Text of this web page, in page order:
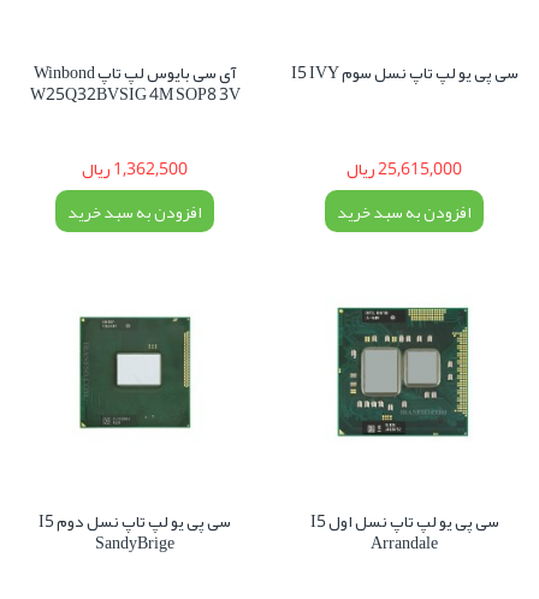
سی پی یو لپ تاپ نسل سوم I5 IVY
25,615,000 ریال
افزودن به سبد خرید
آی سی بایوس لپ تاپ Winbond
W25Q32BVSIG 4M SOP8 3V
1,362,500 ریال
افزودن به سبد خرید
سی پی یو لپ تاپ نسل اول I5
Arrandale
سی پی یو لپ تاپ نسل دوم I5
SandyBrige